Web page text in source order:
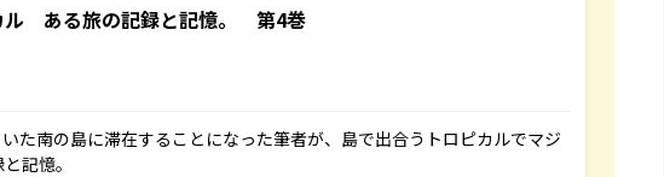
ル ある旅の記録と記憶。 第4巻
た南の島に滞在することになった筆者が、島で出合うトロピカルでマジ
記憶。